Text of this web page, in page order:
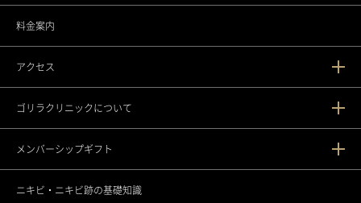
料金案内
アクセス
新宿本院
渋谷院
渋谷道玄坂院
ゴリラクリニックについて
ゴリラクリニックとは？
ゴリラフィロソフィー
メンバーシップギフト
メンバーシップギフトとは
ニキビ・ニキビ跡の基礎知識